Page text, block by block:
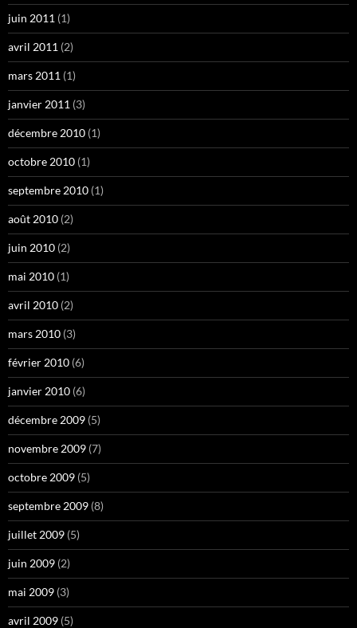
juin 2011 (1)
avril 2011 (2)
mars 2011 (1)
janvier 2011 (3)
décembre 2010 (1)
octobre 2010 (1)
septembre 2010 (1)
août 2010 (2)
juin 2010 (2)
mai 2010 (1)
avril 2010 (2)
mars 2010 (3)
février 2010 (6)
janvier 2010 (6)
décembre 2009 (5)
novembre 2009 (7)
octobre 2009 (5)
septembre 2009 (8)
juillet 2009 (5)
juin 2009 (2)
mai 2009 (3)
avril 2009 (5)